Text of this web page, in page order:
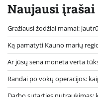
Naujausi įrašai
Gražiausi žodžiai mamai:
Ką pamatyti Kauno marių
Ar jūsų sena moneta verta
Randai po vokų operacijos: